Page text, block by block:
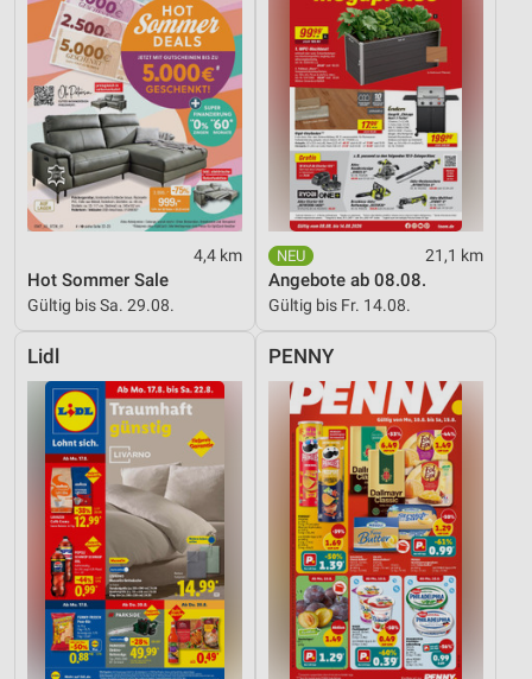
4,4 km
Hot Sommer Sale
Gültig bis Sa. 29.08.
21,1 km
Angebote ab 08.08.
Gültig bis Fr. 14.08.
Lidl PENNY